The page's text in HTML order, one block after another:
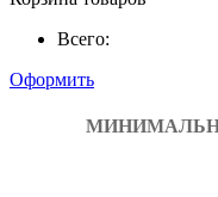
Всего:
Оформить